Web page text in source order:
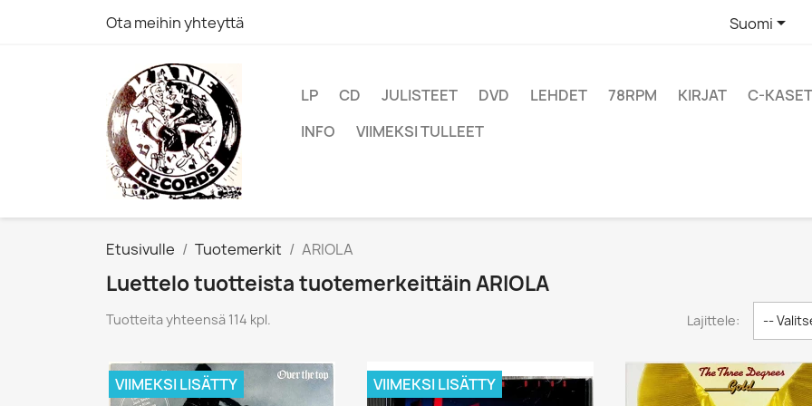
Ota meihin yhteyttä Suomi
LP CD JULISTEET DVD LEHDET 78RPM KIRJAT C-
INFO
VIIMEKSI TULLEET
Etusivulle Tuotemerkit ARIOLA
Luettelo tuotteista tuotemerkeittäin ARIOLA
Tuotteita yhteensä 114 kpl. Lajittele: --
VIIMEKSI LISÄTTY VIIMEKSI LISÄTTY